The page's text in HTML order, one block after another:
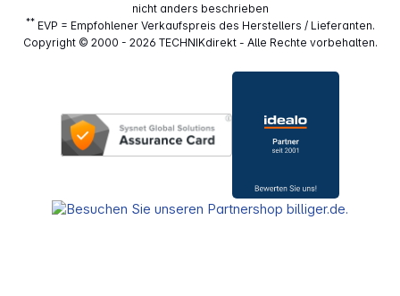
nicht anders beschrieben
**EVP = Empfohlener Verkaufspreis des Herstellers / Lieferanten.
Copyright © 2000 - 2026 TECHNIKdirekt - Alle Rechte vorbehalten.